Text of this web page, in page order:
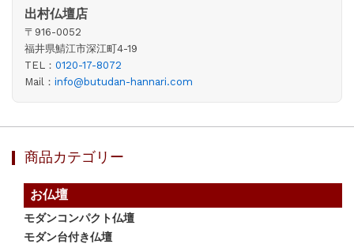
出村仏壇店
〒916-0052
福井県鯖江市深江町4-19
TEL： 0120-17-8072
Mail： info@butudan-hannari.com
商品カテゴリー
お仏壇
モダンコンパクト仏壇
モダン台付き仏壇